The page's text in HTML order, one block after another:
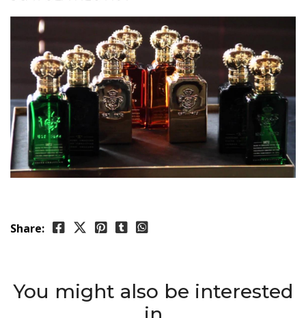
Share:
You might also be interested